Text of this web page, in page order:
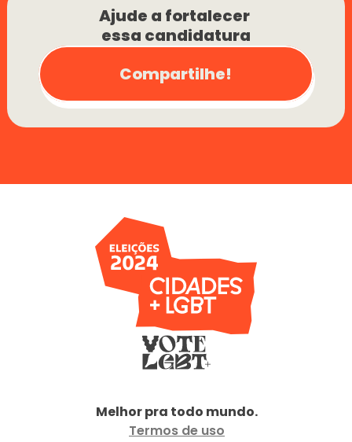
Ajude a fortalecer
essa candidatura
Compartilhe!
Melhor pra todo mundo.
Termos de uso